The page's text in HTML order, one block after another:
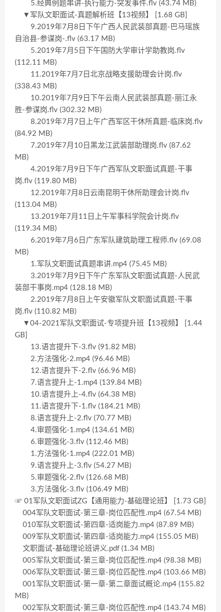
5.经典例题串讲-执行能力-突发事件.flv (43.74 MB)
▼军队文职面试-真题解析班【13视频】 [1.68 GB]
9.2019年7月8日下午广西人民武装部真题-巴马瑶族
自治县-参谋岗-.flv (63.17 MB)
5.2019年7月5日下午国防大学审计学助教岗.flv
(112.11 MB)
11.2019年7月7日北京战略支援助理会计岗.flv
(338.43 MB)
10.2019年7月9日下午云南人民武装部真题-丽江永
胜-参谋岗.flv (302.32 MB)
8.2019年7月7日上午广西军区干休所真题-临床岗.flv
(84.92 MB)
7.2019年7月10日黑龙江武装部助理岗.flv (87.62
MB)
4.2019年7月9日下午广西军队文职面试真题-干事
岗.flv (119.80 MB)
12.2019年7月8日云南昆明干休所助理会计岗.flv
(113.04 MB)
13.2019年7月11日上午军事科学院会计岗.flv
(119.34 MB)
6.2019年7月6日广东军队建筑助理工程师.flv (69.08
MB)
1.军队文职面试真题串讲.mp4 (75.45 MB)
3.2019年7月9日下午广东军队文职面试真题-人民武
装部干事岗.mp4 (128.18 MB)
2.2019年7月8日上午安徽军队文职面试真题-干事
岗.flv (110.82 MB)
▼04-2021军队文职面试-专项提升班【13视频】 [1.44
GB]
13.语言提升下-3.flv (91.82 MB)
2.方法强化-2.mp4 (96.46 MB)
12.语言提升下-2.flv (66.96 MB)
7.语言提升上-1.mp4 (139.84 MB)
10.语言提升上-4.flv (64.38 MB)
11.语言提升下-1.flv (184.21 MB)
8.语言提升上-2.flv (70.77 MB)
4.审题强化-1.mp4 (134.61 MB)
6.审题强化-3.flv (112.46 MB)
1.方法强化-1.mp4 (222.01 MB)
9.语言提升上-3.flv (54.27 MB)
5.审题强化-2.flv (126.68 MB)
3.方法强化-3.flv (106.49 MB)
☞ 01军队文职面试ZG【通用能力-基础理论班】 [1.73 GB]
004军队文职面试-第三章-岗位匹配性.mp4 (67.54 MB)
010军队文职面试-第四章-适岗能力.mp4 (87.89 MB)
009军队文职面试-第四章-适岗能力.mp4 (155.05 MB)
文职面试-基础理论班讲义.pdf (1.34 MB)
005军队文职面试-第三章-岗位匹配性.mp4 (98.38 MB)
006军队文职面试-第三章-岗位匹配性.mp4 (103.66 MB)
001军队文职面试-第一章-第二章面试概论.mp4 (155.82
MB)
002军队文职面试-第三章-岗位匹配性.mp4 (143.74 MB)